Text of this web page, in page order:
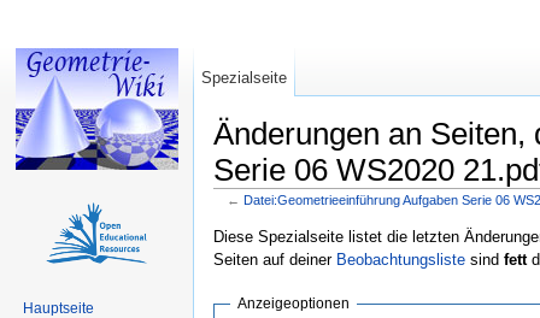
Änderungen an Seiten,
Serie 06 WS2020
← Datei:Geometrieeinführung Aufgaben Serie 06
Diese Spezialseite listet die letzten
Seiten auf deiner Beobachtungsliste sind fett
Anzeigeoptionen
Spezialseite
Hauptseite